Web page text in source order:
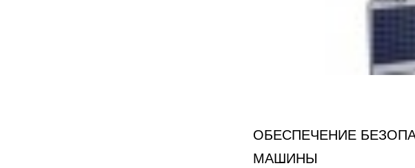
ОБЕСПЕЧЕНИЕ
МАШИНЫ